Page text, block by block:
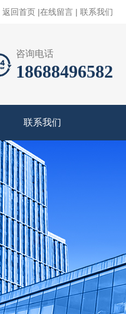
返回首页 |在线留言 | 联系我们
咨询电话
18688496582
联系我们